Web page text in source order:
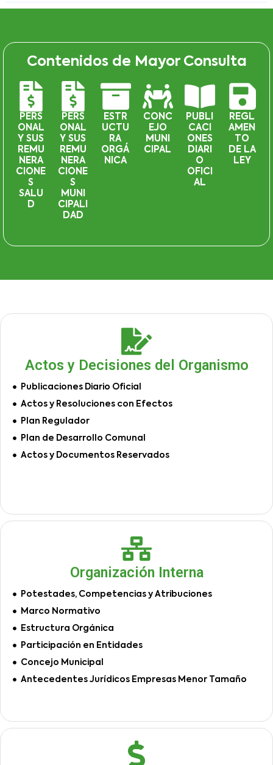
Contenidos de Mayor Consulta
PERS
ONAL
Y SUS
REMU
NERA
CIONE
S
SALU
D
PERS
ONAL
Y SUS
REMU
NERA
CIONE
S
MUNI
CIPALI
DAD
ESTR
UCTU
RA
ORGÁ
NICA
CONC
EJO
MUNI
CIPAL
PUBLI
CACI
ONES
DIARI
O
OFICI
AL
REGL
AMEN
TO
DE LA
LEY
Actos y Decisiones del Organismo
Publicaciones Diario Oficial
Actos y Resoluciones con Efectos
Plan Regulador
Plan de Desarrollo Comunal
Actos y Documentos Reservados
Organización Interna
Potestades, Competencias y Atribuciones
Marco Normativo
Estructura Orgánica
Participación en Entidades
Concejo Municipal
Antecedentes Jurídicos Empresas Menor Tamaño